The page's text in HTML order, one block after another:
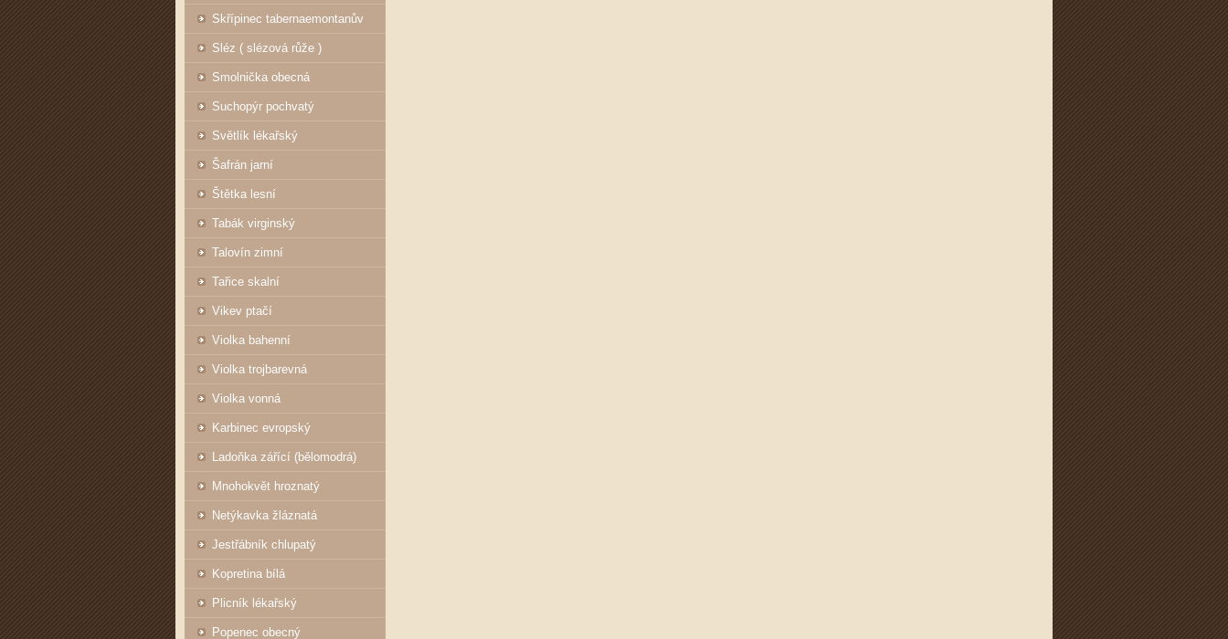
Skřípinec tabernaemontanův
Sléz ( slézová růže )
Smolnička obecná
Suchopýr pochvatý
Světlík lékařský
Šafrán jarní
Štětka lesní
Tabák virginský
Talovín zimní
Tařice skalní
Vikev ptačí
Violka bahenní
Violka trojbarevná
Violka vonná
Karbinec evropský
Ladoňka zářící (bělomodrá)
Mnohokvět hroznatý
Netýkavka žláznatá
Jestřábník chlupatý
Kopretina bílá
Plicník lékařský
Popenec obecný